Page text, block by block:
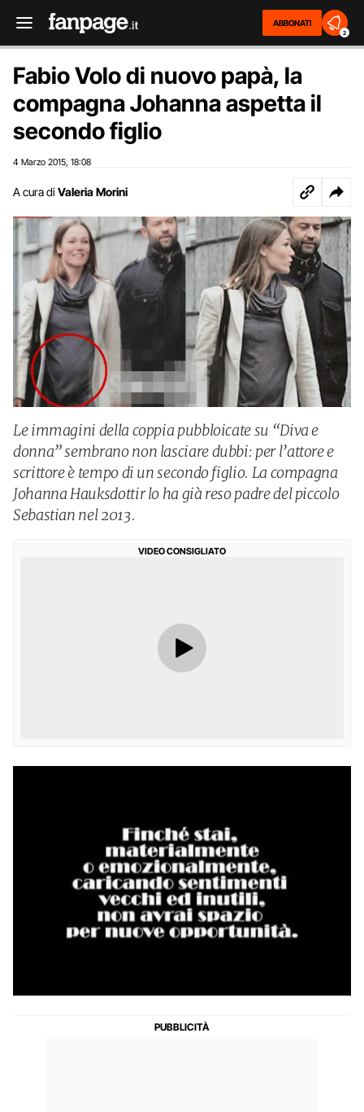
ABBONATI
2
Fabio Volo di nuovo papà, la
compagna Johanna aspetta il
secondo figlio
4 Marzo 2015 18:08
A cura di Valeria Morini
Le immagini della coppia pubbloicate su “Diva e
donna” sembrano non lasciare dubbi: per l’attore e
scrittore è tempo di un secondo figlio. La compagna
Johanna Hauksdottir lo ha già reso padre del piccolo
Sebastian nel 2013.
VIDEO CONSIGLIATO